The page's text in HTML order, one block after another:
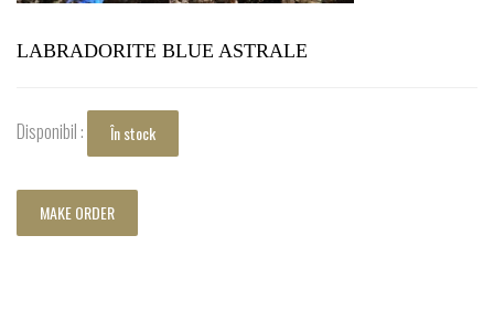
LABRADORITE BLUE ASTRALE
Disponibil : În stock
MAKE ORDER